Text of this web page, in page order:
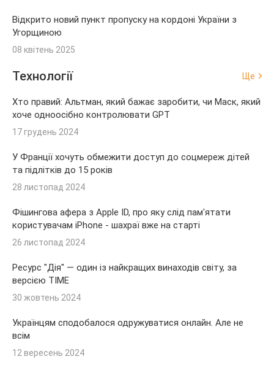
Відкрито новий пункт пропуску на кордоні України з
Угорщиною
08 квітень 2025
Технології Ще
Хто правий: Альтман, який бажає заробити, чи Маск, який
хоче одноосібно контролювати GPT
17 грудень 2024
У Франції хочуть обмежити доступ до соцмереж дітей
та підлітків до 15 років
28 листопад 2024
Фішингова афера з Apple ID, про яку слід пам'ятати
користувачам iPhone - шахраї вже на старті
26 листопад 2024
Ресурс "Дія" — один із найкращих винаходів світу, за
версією TIME
30 жовтень 2024
Українцям сподобалося одружуватися онлайн. Але не
всім
12 вересень 2024